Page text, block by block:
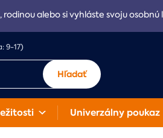
alebo si vyhláste svoju osobnú
9-17)
Hľadať
Univerzálny poukaz